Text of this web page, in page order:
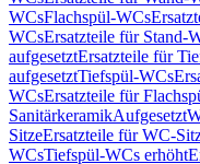
WCsFlachspül-WCs
WCsErsatzteile für Stand-
aufgesetztErsatzteile für
aufgesetztTiefspül-WCs
WCsErsatzteile für
SanitärkeramikAufgesetzt
SitzeErsatzteile für WC-
WCsTiefspül-WCs erhöht